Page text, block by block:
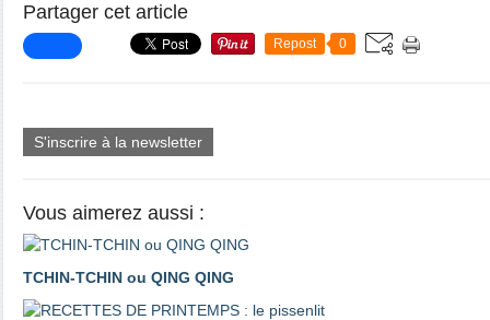
Partager cet article
Repost 0
S'inscrire à la newsletter
Vous aimerez aussi :
TCHIN-TCHIN ou QING QING